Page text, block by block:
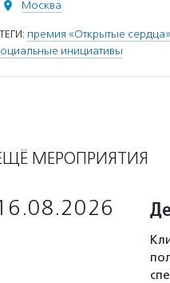
Москва
ТЕГИ: премия «Открытые сердца»
инициативы
МЕРОПРИЯТИЯ